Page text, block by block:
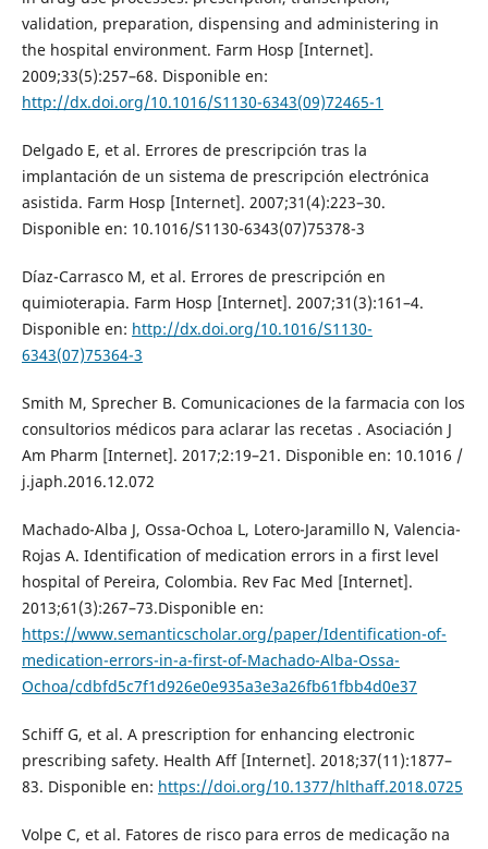
validation, preparation, dispensing and administering in
the hospital environment. Farm Hosp [Internet].
2009;33(5):257–68. Disponible en:
http://dx.doi.org/10.1016/S1130-6343(09)72465-1
Delgado E, et al. Errores de prescripción tras la
implantación de un sistema de prescripción electrónica
asistida. Farm Hosp [Internet]. 2007;31(4):223–30.
Disponible en: 10.1016/S1130-6343(07)75378-3
Díaz-Carrasco M, et al. Errores de prescripción en
quimioterapia. Farm Hosp [Internet]. 2007;31(3):161–4.
Disponible en: http://dx.doi.org/10.1016/S1130-
6343(07)75364-3
Smith M, Sprecher B. Comunicaciones de la farmacia con los
consultorios médicos para aclarar las recetas . Asociación J
Am Pharm [Internet]. 2017;2:19–21. Disponible en: 10.1016 /
j.japh.2016.12.072
Machado-Alba J, Ossa-Ochoa L, Lotero-Jaramillo N, Valencia-
Rojas A. Identification of medication errors in a first level
hospital of Pereira, Colombia. Rev Fac Med [Internet].
2013;61(3):267–73.Disponible en:
https://www.semanticscholar.org/paper/Identification-of-
medication-errors-in-a-first-of-Machado-Alba-Ossa-
Ochoa/cdbfd5c7f1d926e0e935a3e3a26fb61fbb4d0e37
Schiff G, et al. A prescription for enhancing electronic
prescribing safety. Health Aff [Internet]. 2018;37(11):1877–
83. Disponible en: https://doi.org/10.1377/hlthaff.2018.0725
Volpe C, et al. Fatores de risco para erros de medicação na